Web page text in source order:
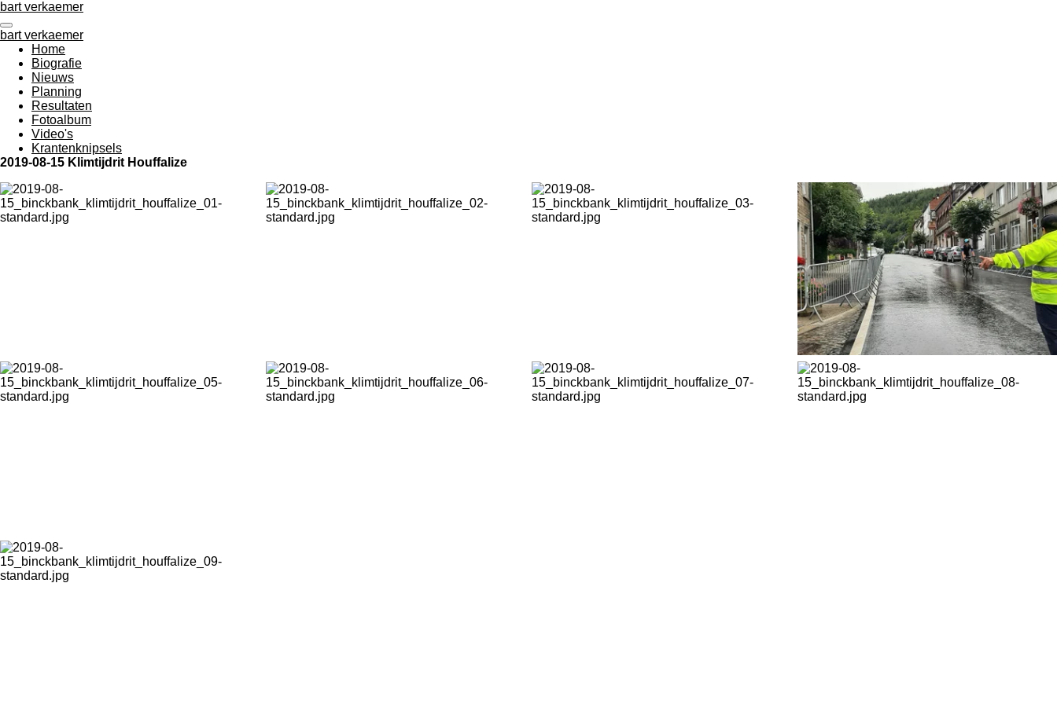
Ga
direct
naar
de
hoofdinhoud
bart verkaemer
bart verkaemer
Home
Biografie
Nieuws
Planning
Resultaten
Fotoalbum
Video's
Krantenknipsels
2019-08-15 Klimtijdrit Houffalize